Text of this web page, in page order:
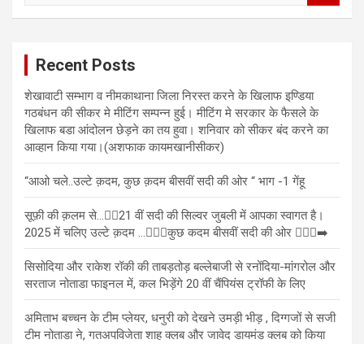
Recent Posts
शेखावाटी सम्भाग व नीमकाथाना जिला निरस्त करने के खिलाफ इण्डिया
गठबंधन की सीकर मे मीटिंग सम्पन्न हुई। मीटिंग मे सरकार के फैसले के
खिलाफ बडा आंदोलन छेड़ने का तय हुवा। शनिवार को सीकर बंद करने का
आव्हान किया गया।(अशफाक कायमखानीसीकर)
“आओ चले..उल्टे क़दम, कुछ क़दम बीसवीं सदी की ओर “ भाग -1 गेंहू
सूफ़ी की क़लम से…✍🏻21 वीं सदी की सिल्वर जुबली में आपका स्वागत है।
2025 में चलिए उल्टे क़दम …🏃🏻‍♂️कुछ कदम बीसवीं सदी की ओर 🏃🏻‍♂️‍➡️
सिसोदिया और राकेश रॉकी की ताबड़तोड़ बल्लेबाजी से रनोंदिया-मांगरोल और
सरताज नोताडा फाइनल में, कल भिड़ेंगे 20 वीं चैंपियंस ट्रॉफी के लिए
अमिताभ बच्चन के टीम प्लेयर, धनुरी को देखने उमड़ी भीड़ , दिग्गजों से सजी
टीम नोताडा ने, गतअपविजेता शाह क्लब और जावेद डायमंड क्लब को किया